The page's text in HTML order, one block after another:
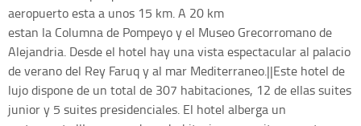
aeropuerto esta a unos 15 km. A 20 km
estan la Columna de Pompeyo y el Museo Grecorromano de
Alejandria. Desde el hotel hay una vista espectacular al palacio
de verano del Rey Faruq y al mar Mediterraneo.||Este hotel de
lujo dispone de un total de 307 habitaciones, 12 de ellas suites
junior y 5 suites presidenciales. El hotel alberga un